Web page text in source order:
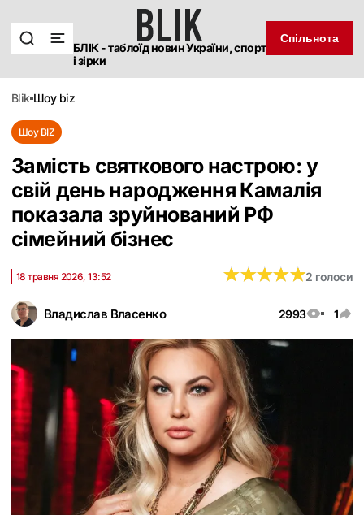
БЛІК - таблоїд новин України, спорт
і зірки
Спільнота
blik шоу biz
Шоу BIZ
Замість святкового настрою: у
свій день народження Камалія
показала зруйнований РФ
сімейний бізнес
Владислав Власенко 2993 1
18 травня 2026, 13:52 ★★★★★
★★★★★2 голоси